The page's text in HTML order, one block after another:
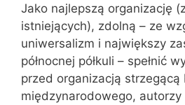
Jako najlepszą organizację
istniejących), zdolną – ze
uniwersalizm i największy
północnej półkuli – spełnić
przed organizacją
międzynarodowego, autorzy